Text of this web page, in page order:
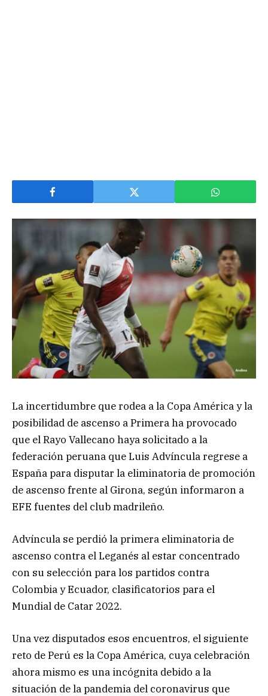
La incertidumbre que rodea a la Copa América y la
posibilidad de ascenso a Primera ha provocado
que el Rayo Vallecano haya solicitado a la
federación peruana que Luis Advíncula regrese a
España para disputar la eliminatoria de promoción
de ascenso frente al Girona, según informaron a
EFE fuentes del club madrileño.
Advíncula se perdió la primera eliminatoria de
ascenso contra el Leganés al estar concentrado
con su selección para los partidos contra
Colombia y Ecuador, clasificatorios para el
Mundial de Catar 2022.
Una vez disputados esos encuentros, el siguiente
reto de Perú es la Copa América, cuya celebración
ahora mismo es una incógnita debido a la
situación de la pandemia del coronavirus que